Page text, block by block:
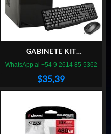
GABINETE KIT
PERFORMANCE 6810 600W
$35,39
WhatsApp al +54 9 2614 85-5362